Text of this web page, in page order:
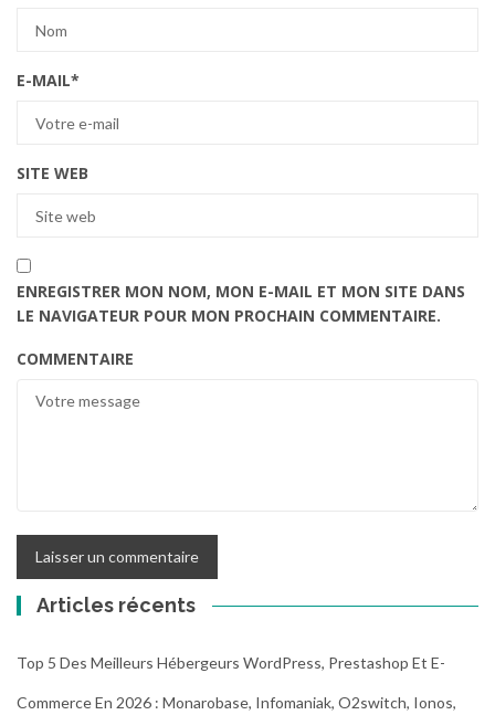
E-MAIL*
SITE WEB
ENREGISTRER MON NOM, MON E-MAIL ET MON SITE DANS
LE NAVIGATEUR POUR MON PROCHAIN COMMENTAIRE.
COMMENTAIRE
Articles récents
Top 5 Des Meilleurs Hébergeurs WordPress, Prestashop Et E-
Commerce En 2026 : Monarobase, Infomaniak, O2switch, Ionos,